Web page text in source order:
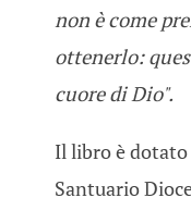
non è come
ottenerlo:
cuore di Dio".
Il libro è
Santuario